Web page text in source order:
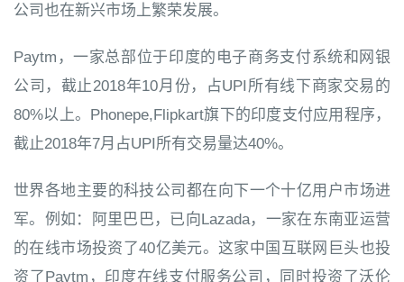
公司也在新兴市场上繁荣发展。
Paytm，一家总部位于印度的电子商务支付系统和网银
公司，截止2018年10月份，占UPI所有线下商家交易的
80%以上。Phonepe,Flipkart旗下的印度支付应用程序，
截止2018年7月占UPI所有交易量达40%。
世界各地主要的科技公司都在向下一个十亿用户市场进
军。例如：阿里巴巴，已向Lazada，一家在东南亚运营
的在线市场投资了40亿美元。这家中国互联网巨头也投
资了Paytm，印度在线支付服务公司，同时投资了沃伦